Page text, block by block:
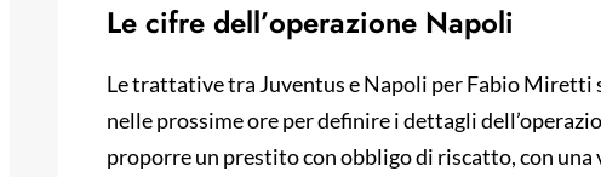
Le cifre dell’operazione Napoli
Le trattative tra Juventus e Napoli per Fabio
nelle prossime ore per definire i dettagli
proporre un prestito con obbligo di riscatto, con una